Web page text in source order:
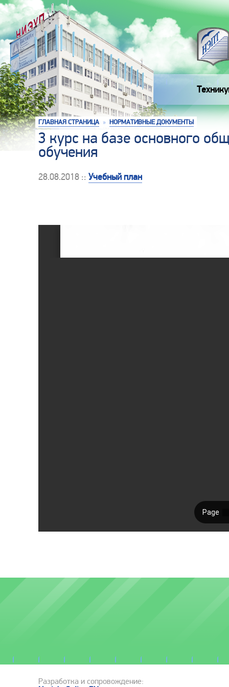
ГЛАВНАЯ СТРАНИЦА » НОРМАТИВНЫЕ ДОКУМЕНТЫ
3 курс на базе основного
обучения
28.08.2018 :: Учебный план
Разработка и сопровождение: